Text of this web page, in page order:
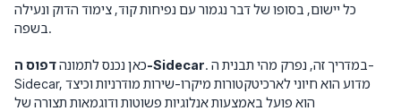
כל יישום, בסופו של דבר נגמור עם נפיחות קוד, צימוד הדוק ונעילה
בשפה.
כאן נכנס לתמונהדפוס ה-Sidecar. במדריך זה, נפרק מהי תבנית ה-
Sidecar, מדוע הוא חיוני לארכיטקטורות מיקרו-שירות מודרניות וכיצד
הוא פועל באמצעות אנלוגיות פשוטות ודוגמאות תצורה של